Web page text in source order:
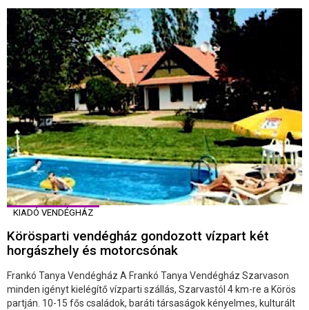
KIADÓ VENDÉGHÁZ
Körösparti vendégház gondozott vízpart két
horgászhely és motorcsónak
Frankó Tanya Vendégház A Frankó Tanya Vendégház Szarvason
minden igényt kielégítő vízparti szállás, Szarvastól 4 km-re a Körös
partján. 10-15 fős családok, baráti társaságok kényelmes, kulturált